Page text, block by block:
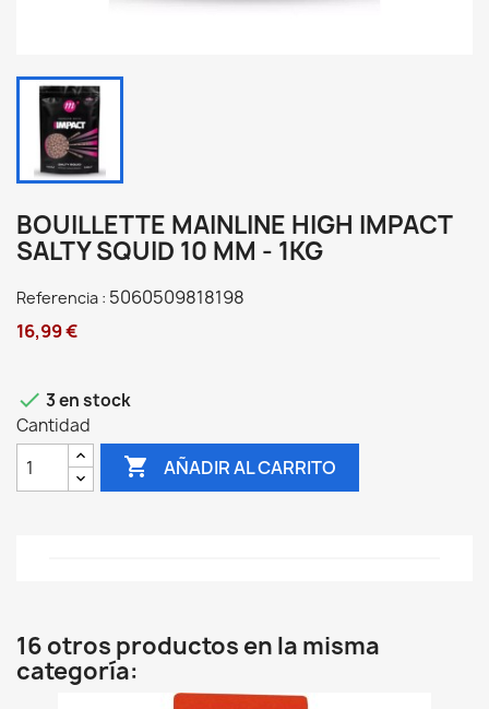
BOUILLETTE MAINLINE HIGH IMPACT
SALTY SQUID 10 MM - 1KG
Referencia : 5060509818198
16,99 €
 3 en stock
Cantidad
 AÑADIR AL CARRITO
16 otros productos en la misma
categoría: